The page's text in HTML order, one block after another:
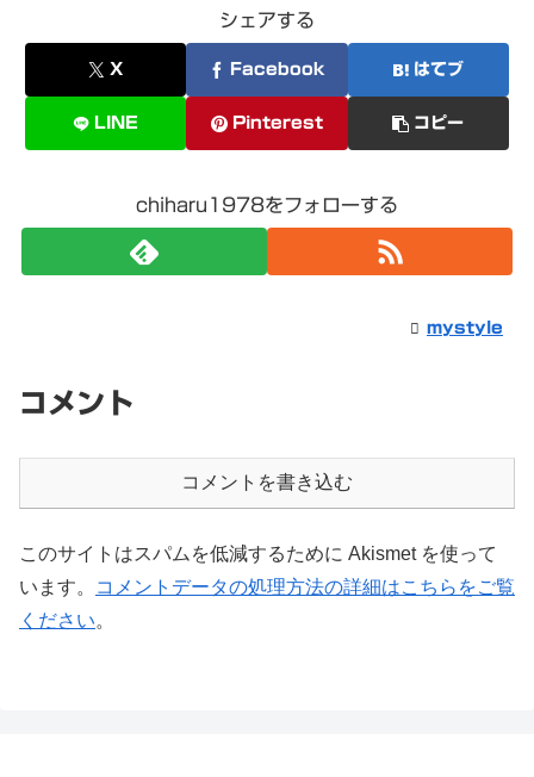
シェアする
X Facebook はてブ
LINE Pinterest コピー
chiharu1978をフォローする
mystyle
コメント
コメントを書き込む
このサイトはスパムを低減するために Akismet を使って
います。
コメントデータの処理方法の詳細はこちらをご覧
ください。